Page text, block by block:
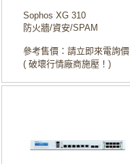
Sophos XG 310
防火牆/資安/SPAM
參考售價：請立即來電詢價
( 破壞行情廠商施壓！)